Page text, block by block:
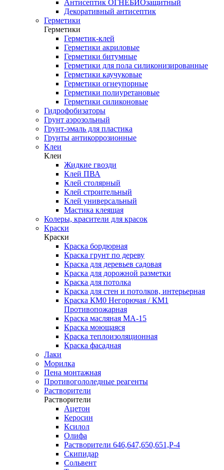
Антисептик ОГНЕБИОзащитный
Декоративный антисептик
Герметики
Герметики
Герметик-клей
Герметики акриловые
Герметики битумные
Герметики для пола силиконизированные
Герметики каучуковые
Герметики огнеупорные
Герметики полиуретановые
Герметики силиконовые
Гидрофобизаторы
Грунт аэрозольный
Грунт-эмаль для пластика
Грунты антикоррозионные
Клеи
Клеи
Жидкие гвозди
Клей ПВА
Клей столярный
Клей строительный
Клей универсальный
Мастика клеящая
Колеры, красители для красок
Краски
Краски
Краска бордюрная
Краска грунт по дереву
Краска для деревьев садовая
Краска для дорожной разметки
Краска для потолка
Краска для стен и потолков, интерьерная
Краска КМ0 Негорючая / КМ1
Противопожарная
Краска масляная МА-15
Краска моющаяся
Краска теплоизоляционная
Краска фасадная
Лаки
Морилка
Пена монтажная
Противогололедные реагенты
Растворители
Растворители
Ацетон
Керосин
Ксилол
Олифа
Растворители 646,647,650,651,Р-4
Скипидар
Сольвент